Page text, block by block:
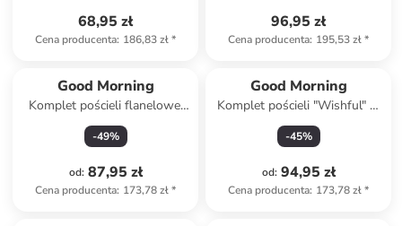
68,95 zł
Cena producenta: 186,83 zł*
96,95 zł
Cena producenta: 195,53 zł*
Good Morning
Komplet pościeli flanelowej
"Eina" w kolorze beżowym
-49%
od: 87,95 zł
Cena producenta: 173,78 zł*
Good Morning
Komplet pościeli "Wishful" w
kolorze błękitnym
-45%
od: 94,95 zł
Cena producenta: 173,78 zł*